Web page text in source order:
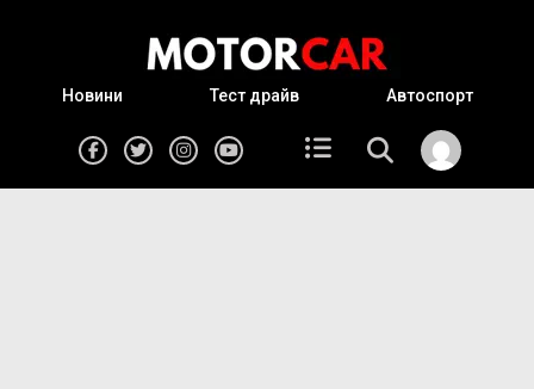
Новини Тест драйв Автоспорт